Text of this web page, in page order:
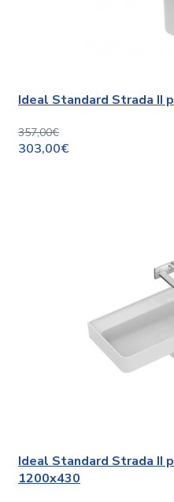
Ideal Standard Strada II
357,00€
303,00€
Ideal Standard Strada II
1200x430